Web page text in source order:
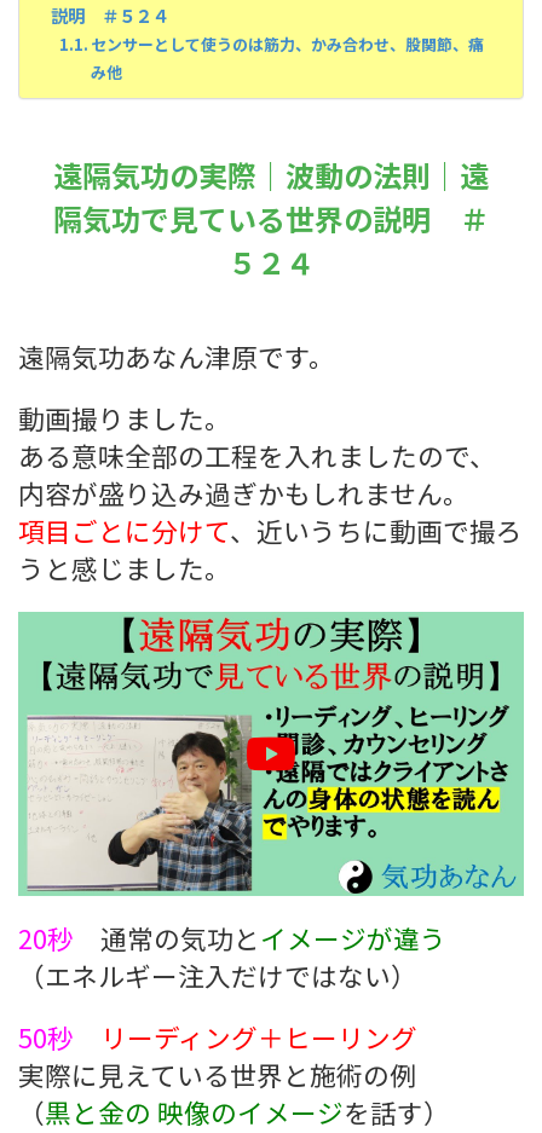
説明 ＃５２４
センサーとして使うのは筋力、かみ合わせ、股関節、痛
み他
遠隔気功の実際｜波動の法則｜遠
隔気功で見ている世界の説明 ＃
５２４
遠隔気功あなん津原です。
動画撮りました。
ある意味全部の工程を入れましたので、
内容が盛り込み過ぎかもしれません。
項目ごとに分けて、近いうちに動画で撮ろ
うと感じました。
20秒 通常の気功とイメージが違う
（エネルギー注入だけではない）
50秒
リーディング＋ヒーリング
実際に見えている世界と施術の例
（黒と金の 映像のイメージを話す）